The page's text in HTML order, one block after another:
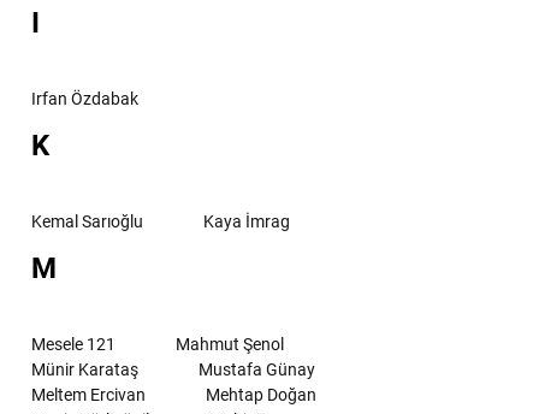
I
Irfan Özdabak
K
Kemal Sarıoğlu Kaya İmrag
M
Mesele 121
Mahmut Şenol
Münir Karataş
Mustafa Günay
Meltem Ercivan
Mehtap Doğan